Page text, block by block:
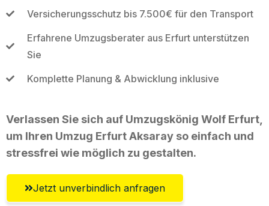
Versicherungsschutz bis 7.500€ für den Transport
Erfahrene Umzugsberater aus Erfurt unterstützen
Sie
Komplette Planung & Abwicklung inklusive
Verlassen Sie sich auf Umzugskönig Wolf Erfurt,
um Ihren Umzug Erfurt Aksaray so einfach und
stressfrei wie möglich zu gestalten.
Jetzt unverbindlich anfragen